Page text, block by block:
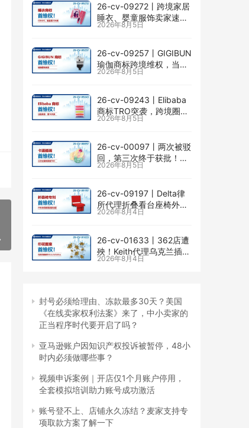
26-cv-09272㇑跨境家居
睡衣、婴童服饰卖家速自
查CENLYE商标滥用情况
2026年8月5日
26-cv-09257㇑GIGIBUN
瑜伽商标跨境维权，当心
TRO冻结风险
2026年8月5日
26-cv-09243㇑Elibaba
商标TRO突袭，跨境圈内
卷持续升级
2026年8月5日
26-cv-00097㇑两次被驳
回，第三次终于获批！几
乎被遗忘的Senay
全面来袭
2026年8月5日
26-cv-09197㇑Delta律
所代理折叠看台座椅外观
专利维权，11个亚马逊卖
2026年8月4日
26-cv-01633㇑362店遭
殃！Keith代理乌克兰插画
师Elvira Safiullina四款版
2026年8月4日
封号必须给理由、冻款最多30天？美国
《在线卖家权利法案》来了，中小卖家的
正当程序时代要开启了吗？
亚马逊账户因知识产权投诉被暂停，48小
时内必须做哪些事？
视频申诉案例｜开店仅1个月账户停用，
全套模拟培训助力账号成功激活
账号登不上、店铺永久冻结？麦家支持专
项取款方案了解一下